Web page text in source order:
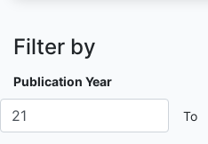
Filter by
Publication Year
To